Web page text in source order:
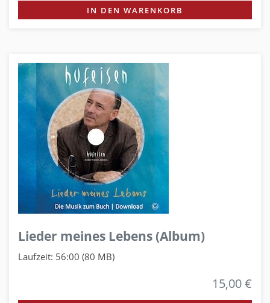
IN DEN WARENKORB
Lieder meines Lebens (Album)
Laufzeit: 56:00 (80 MB)
15,00 €